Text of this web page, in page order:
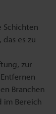
Schichten
es zu
zur
Branchen
im Bereich